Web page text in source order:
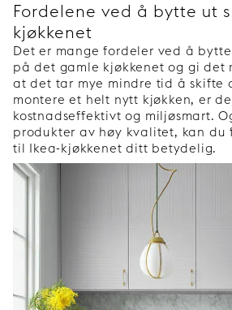
Fordelene ved å bytte ut
kjøkkenet
Det er mange fordeler ved å
på det gamle kjøkkenet og gi det
at det tar mye mindre tid å skifte
montere et helt nytt kjøkken, er
kostnadseffektivt og miljøsmart.
produkter av høy kvalitet, kan du
til Ikea-kjøkkenet ditt betydelig.